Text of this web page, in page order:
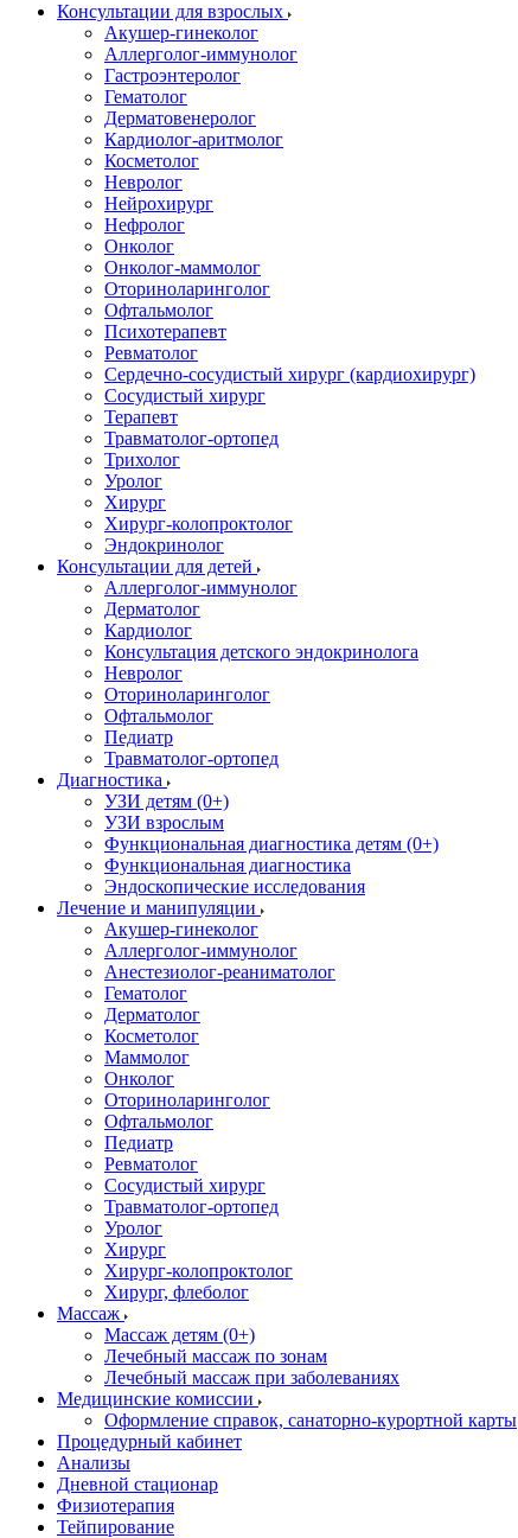
Консультации для взрослых
Акушер-гинеколог
Аллерголог-иммунолог
Гастроэнтеролог
Гематолог
Дерматовенеролог
Кардиолог-аритмолог
Косметолог
Невролог
Нейрохирург
Нефролог
Онколог
Онколог-маммолог
Оториноларинголог
Офтальмолог
Психотерапевт
Ревматолог
Сердечно-сосудистый хирург (кардиохирург)
Сосудистый хирург
Терапевт
Травматолог-ортопед
Трихолог
Уролог
Хирург
Хирург-колопроктолог
Эндокринолог
Консультации для детей
Аллерголог-иммунолог
Дерматолог
Кардиолог
Консультация детского эндокринолога
Невролог
Оториноларинголог
Офтальмолог
Педиатр
Травматолог-ортопед
Диагностика
УЗИ детям (0+)
УЗИ взрослым
Функциональная диагностика детям (0+)
Функциональная диагностика
Эндоскопические исследования
Лечение и манипуляции
Акушер-гинеколог
Аллерголог-иммунолог
Анестезиолог-реаниматолог
Гематолог
Дерматолог
Косметолог
Маммолог
Онколог
Оториноларинголог
Офтальмолог
Педиатр
Ревматолог
Сосудистый хирург
Травматолог-ортопед
Уролог
Хирург
Хирург-колопроктолог
Хирург, флеболог
Массаж
Массаж детям (0+)
Лечебный массаж по зонам
Лечебный массаж при заболеваниях
Медицинские комиссии
Оформление справок, санаторно-курортной карты
Процедурный кабинет
Анализы
Дневной стационар
Физиотерапия
Тейпирование